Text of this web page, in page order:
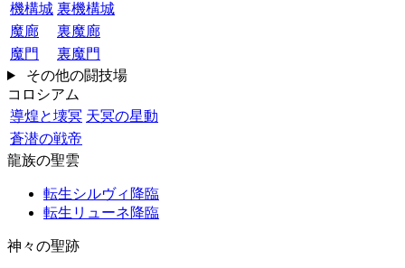
機構城 裏機構城
魔廊
裏魔廊
魔門
裏魔門
その他の闘技場
コロシアム
導煌と壊冥 天冥の星動
蒼潜の戦帝
龍族の聖雲
転生シルヴィ降臨
転生リューネ降臨
神々の聖跡